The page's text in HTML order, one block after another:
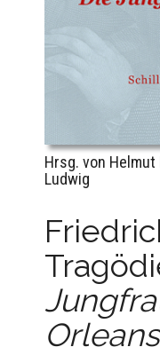
Hrsg. von
Ludwig
Orleans